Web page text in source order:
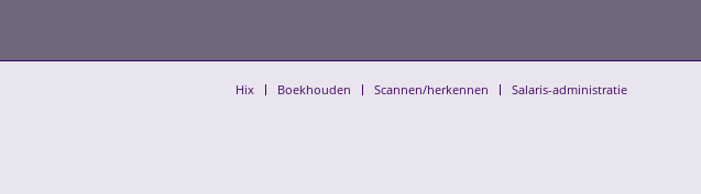
Hix Boekhouden Scannen/herkennen Salaris-administratie